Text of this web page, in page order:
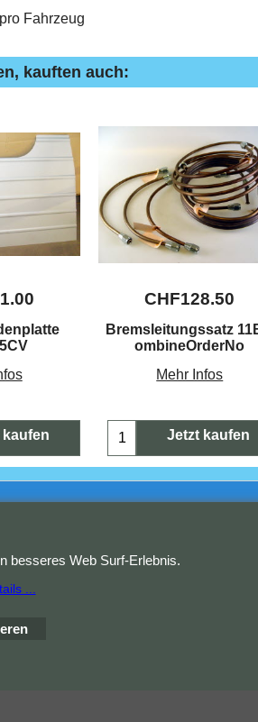
Fahrzeug
kauften auch:
CHF128.50
Bremsleitungssatz
ombineOrderNo
Mehr Infos
Jetzt kaufen
Shop
besseres Web Surf-Erlebnis.
...